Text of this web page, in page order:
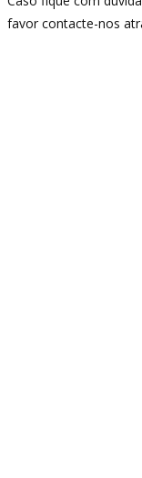
favor contacte-nos